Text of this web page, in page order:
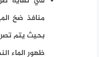
منافذ ضخ
بحيث يتم
ظهور الماء